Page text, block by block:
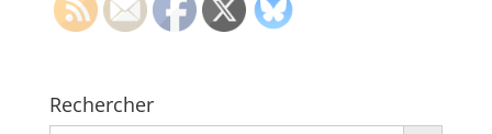
Rechercher
Search Button